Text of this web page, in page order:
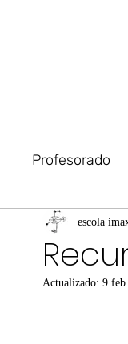
Profesorado
Deseño
escola
Actualizado: 9 feb